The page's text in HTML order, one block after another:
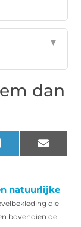
▼
dan
LinkedIn Email
natuurlijke
die
bovendien de